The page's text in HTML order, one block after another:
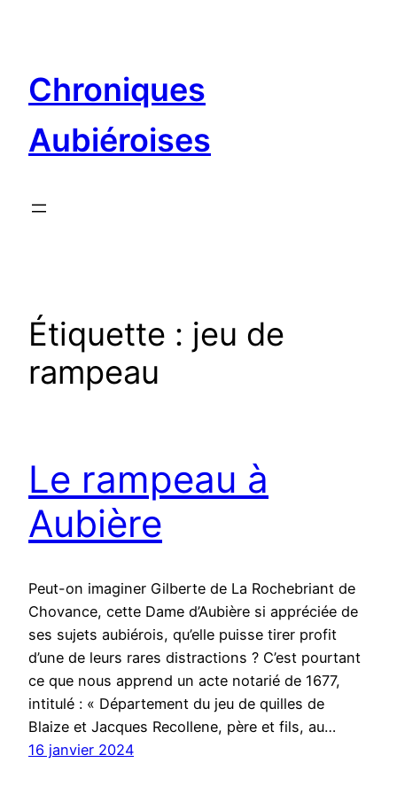
Chroniques
Aubiéroises
Étiquette : jeu de
rampeau
Le rampeau à
Aubière
Peut-on imaginer Gilberte de La Rochebriant de
Chovance, cette Dame d’Aubière si appréciée de
ses sujets aubiérois, qu’elle puisse tirer profit
d’une de leurs rares distractions ? C’est pourtant
ce que nous apprend un acte notarié de 1677,
intitulé : « Département du jeu de quilles de
Blaize et Jacques Recollene, père et fils, au…
16 janvier 2024